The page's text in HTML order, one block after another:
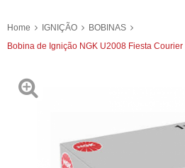
Home IGNIÇÃO
BOBINAS
Bobina de Ignição NGK U2008 Fiesta